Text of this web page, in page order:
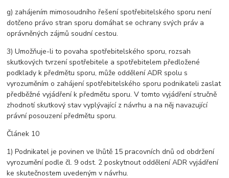
g) zahájením mimosoudního řešení spotřebitelského sporu není
dotčeno právo stran sporu domáhat se ochrany svých práv a
oprávněných zájmů soudní cestou.
3) Umožňuje-li to povaha spotřebitelského sporu, rozsah
skutkových tvrzení spotřebitele a spotřebitelem předložené
podklady k předmětu sporu, může oddělení ADR spolu s
vyrozuměním o zahájení spotřebitelského sporu podnikateli zaslat
předběžné vyjádření k předmětu sporu. V tomto vyjádření stručně
zhodnotí skutkový stav vyplývající z návrhu a na něj navazující
právní posouzení předmětu sporu.
Článek 10
1) Podnikatel je povinen ve lhůtě 15 pracovních dnů od obdržení
vyrozumění podle čl. 9 odst. 2 poskytnout oddělení ADR vyjádření
ke skutečnostem uvedeným v návrhu.